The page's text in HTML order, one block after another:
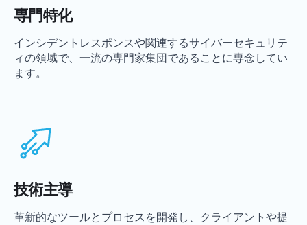
専門特化
インシデントレスポンスや関連するサイバーセキュリテ
ィの領域で、一流の専門家集団であることに専念してい
ます。
技術主導
革新的なツールとプロセスを開発し、クライアントや提